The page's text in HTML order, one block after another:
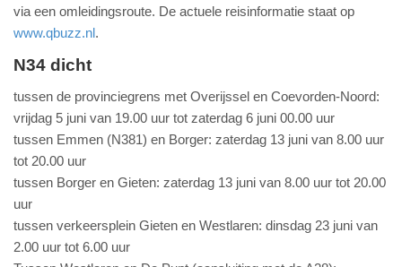
via een omleidingsroute. De actuele reisinformatie staat op
www.qbuzz.nl.
N34 dicht
tussen de provinciegrens met Overijssel en Coevorden-Noord:
vrijdag 5 juni van 19.00 uur tot zaterdag 6 juni 00.00 uur
tussen Emmen (N381) en Borger: zaterdag 13 juni van 8.00 uur
tot 20.00 uur
tussen Borger en Gieten: zaterdag 13 juni van 8.00 uur tot 20.00
uur
tussen verkeersplein Gieten en Westlaren: dinsdag 23 juni van
2.00 uur tot 6.00 uur